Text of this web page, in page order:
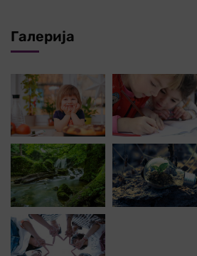
Галерија